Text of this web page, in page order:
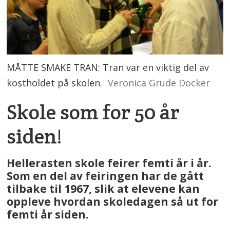
MÅTTE SMAKE TRAN: Tran var en viktig del av
kostholdet på skolen. Veronica Grude Docker
Skole som for 50 år
siden!
Hellerasten skole feirer femti år i år.
Som en del av feiringen har de gått
tilbake til 1967, slik at elevene kan
oppleve hvordan skoledagen så ut for
femti år siden.